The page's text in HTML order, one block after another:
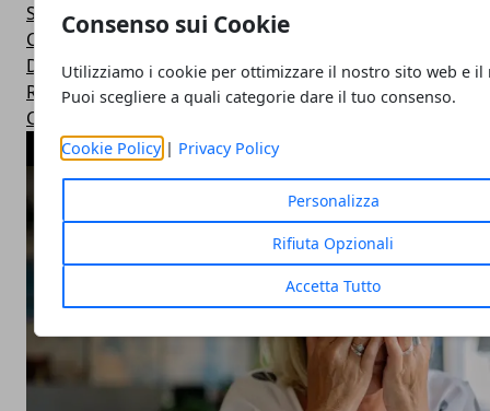
Consenso sui Cookie
Utilizziamo i cookie per ottimizzare il nostro sito web e il
Puoi scegliere a quali categorie dare il tuo consenso.
Cookie Policy| Privacy Policy
Personalizza
Rifiuta Opzionali
Accetta Tutto
Sintomi Malattie e Cura
Centri Benessere Spa e Terme
Dieta per Dimagrire
Ricette Dietetiche Light
Corsi Fitness in Palestra
ARTICOLI POPOLARI